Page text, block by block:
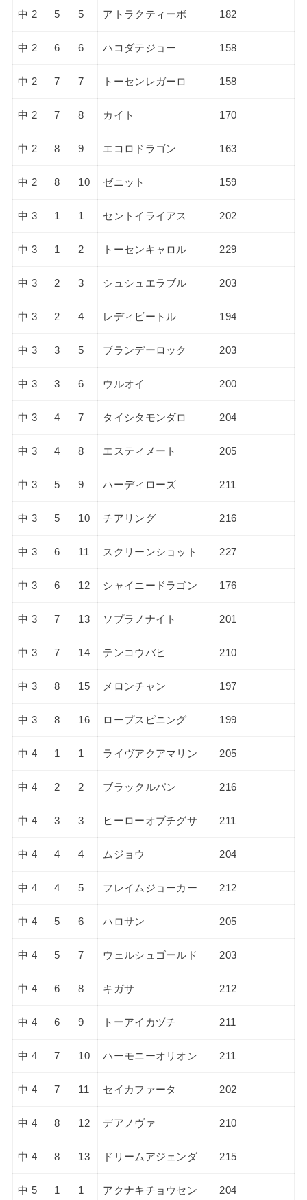
中 2 5 5 アトラクティーボ 182
中 2 6 6 ハコダテジョー 158
中 2 7 7 トーセンレガーロ 158
中 2 7 8 カイト 170
中 2 8 9 エコロドラゴン 163
中 2 8 10 ゼニット 159
中 3 1 1 セントイライアス 202
中 3 1 2 トーセンキャロル 229
中 3 2 3 シュシュエラブル 203
中 3 2 4 レディビートル 194
中 3 3 5 ブランデーロック 203
中 3 3 6 ウルオイ 200
中 3 4 7 タイシタモンダロ 204
中 3 4 8 エスティメート 205
中 3 5 9 ハーディローズ 211
中 3 5 10 チアリング 216
中 3 6 11 スクリーンショット 227
中 3 6 12 シャイニードラゴン 176
中 3 7 13 ソプラノナイト 201
中 3 7 14 テンコウバヒ 210
中 3 8 15 メロンチャン 197
中 3 8 16 ロープスピニング 199
中 4 1 1 ライヴアクアマリン 205
中 4 2 2 ブラックルパン 216
中 4 3 3 ヒーローオブチグサ 211
中 4 4 4 ムジョウ 204
中 4 4 5 フレイムジョーカー 212
中 4 5 6 ハロサン 205
中 4 5 7 ウェルシュゴールド 203
中 4 6 8 キガサ 212
中 4 6 9 トーアイカヅチ 211
中 4 7 10 ハーモニーオリオン 211
中 4 7 11 セイカファータ 202
中 4 8 12 デアノヴァ 210
中 4 8 13 ドリームアジェンダ 215
中 5 1 1 アクナキチョウセン 204